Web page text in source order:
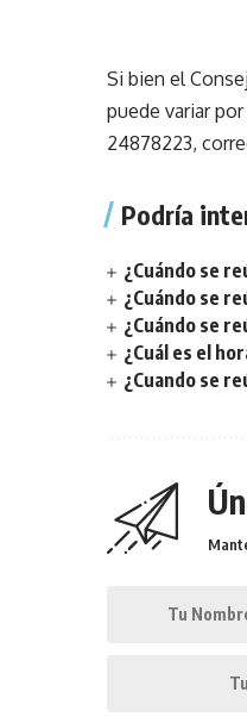
Si bien el
puede variar
24878223,
Podría
¿Cuándo se
¿Cuándo se
¿Cuándo se
¿Cuál es el
¿Cuando se